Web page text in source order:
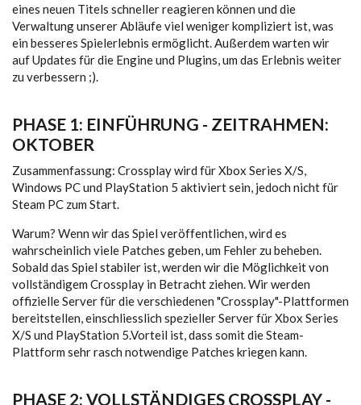
eines neuen Titels schneller reagieren können und die
Verwaltung unserer Abläufe viel weniger kompliziert ist, was
ein besseres Spielerlebnis ermöglicht. Außerdem warten wir
auf Updates für die Engine und Plugins, um das Erlebnis weiter
zu verbessern ;).
PHASE 1: EINFÜHRUNG - ZEITRAHMEN:
OKTOBER
Zusammenfassung: Crossplay wird für Xbox Series X/S,
Windows PC und PlayStation 5 aktiviert sein, jedoch nicht für
Steam PC zum Start.
Warum? Wenn wir das Spiel veröffentlichen, wird es
wahrscheinlich viele Patches geben, um Fehler zu beheben.
Sobald das Spiel stabiler ist, werden wir die Möglichkeit von
vollständigem Crossplay in Betracht ziehen. Wir werden
offizielle Server für die verschiedenen "Crossplay"-Plattformen
bereitstellen, einschliesslich spezieller Server für Xbox Series
X/S und PlayStation 5.Vorteil ist, dass somit die Steam-
Plattform sehr rasch notwendige Patches kriegen kann.
PHASE 2: VOLLSTÄNDIGES CROSSPLAY -